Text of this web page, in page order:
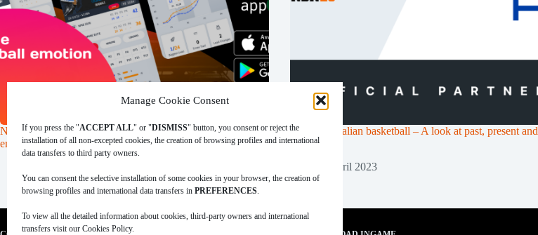
Manage Cookie Consent
If you press the "ACCEPT ALL" or "DISMISS" button, you consent or reject the
installation of all non-excepted cookies, the creation of browsing profiles and international
data transfers to third party owners.
You can consent the selective installation of some cookies in your browser, the creation of
browsing profiles and international data transfers in PREFERENCES.
To view all the detailed information about cookies, third-party owners and international
transfers visit our Cookies Policy.
NBN23 présente SWISH 2.0, l’expérience la plus innovante
en matière de statistiques de basketball
Inside the Italian basketball – A look at past, present and
future
17 avril 2023